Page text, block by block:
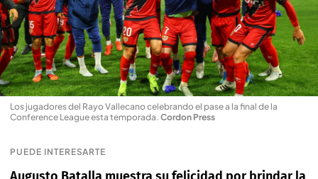
Los jugadores del Rayo Vallecano celebrando el pase a la final de la
Conference League esta temporada. Cordon Press
PUEDE INTERESARTE